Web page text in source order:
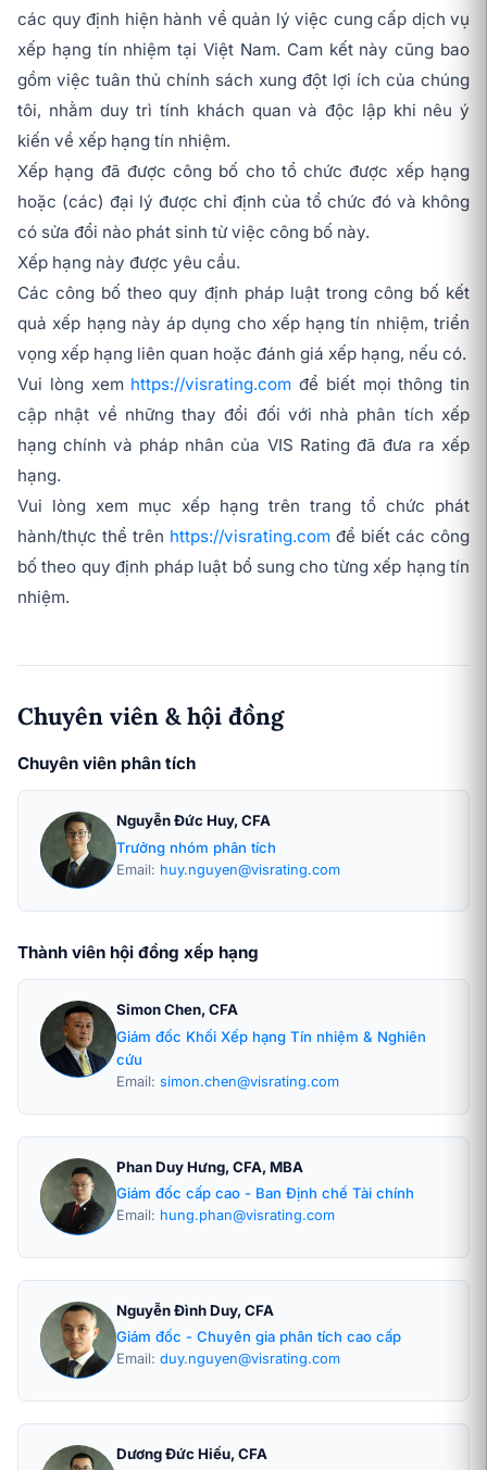
các quy định hiện hành về quản lý việc cung cấp dịch vụ
xếp hạng tín nhiệm tại Việt Nam. Cam kết này cũng bao
gồm việc tuân thủ chính sách xung đột lợi ích của chúng
tôi, nhằm duy trì tính khách quan và độc lập khi nêu ý
kiến về xếp hạng tín nhiệm.
Xếp hạng đã được công bố cho tổ chức được xếp hạng
hoặc (các) đại lý được chỉ định của tổ chức đó và không
có sửa đổi nào phát sinh từ việc công bố này.
Xếp hạng này được yêu cầu.
Các công bố theo quy định pháp luật trong công bố kết
quả xếp hạng này áp dụng cho xếp hạng tín nhiệm, triển
vọng xếp hạng liên quan hoặc đánh giá xếp hạng, nếu có.
Vui lòng xem https://visrating.com để biết mọi thông tin
cập nhật về những thay đổi đối với nhà phân tích xếp
hạng chính và pháp nhân của VIS Rating đã đưa ra xếp
hạng.
Vui lòng xem mục xếp hạng trên trang tổ chức phát
hành/thực thể trên https://visrating.com để biết các công
bố theo quy định pháp luật bổ sung cho từng xếp hạng tín
nhiệm.
Chuyên viên & hội đồng
Chuyên viên phân tích
Nguyễn Đức Huy, CFA
Trưởng nhóm phân tích
Email: huy.nguyen@visrating.com
Thành viên hội đồng xếp hạng
Simon Chen, CFA
Giám đốc Khối Xếp hạng Tín nhiệm & Nghiên
cứu
Email: simon.chen@visrating.com
Phan Duy Hưng, CFA, MBA
Giám đốc cấp cao - Ban Định chế Tài chính
Email: hung.phan@visrating.com
Nguyễn Đình Duy, CFA
Giám đốc - Chuyên gia phân tích cao cấp
Email: duy.nguyen@visrating.com
Dương Đức Hiếu, CFA